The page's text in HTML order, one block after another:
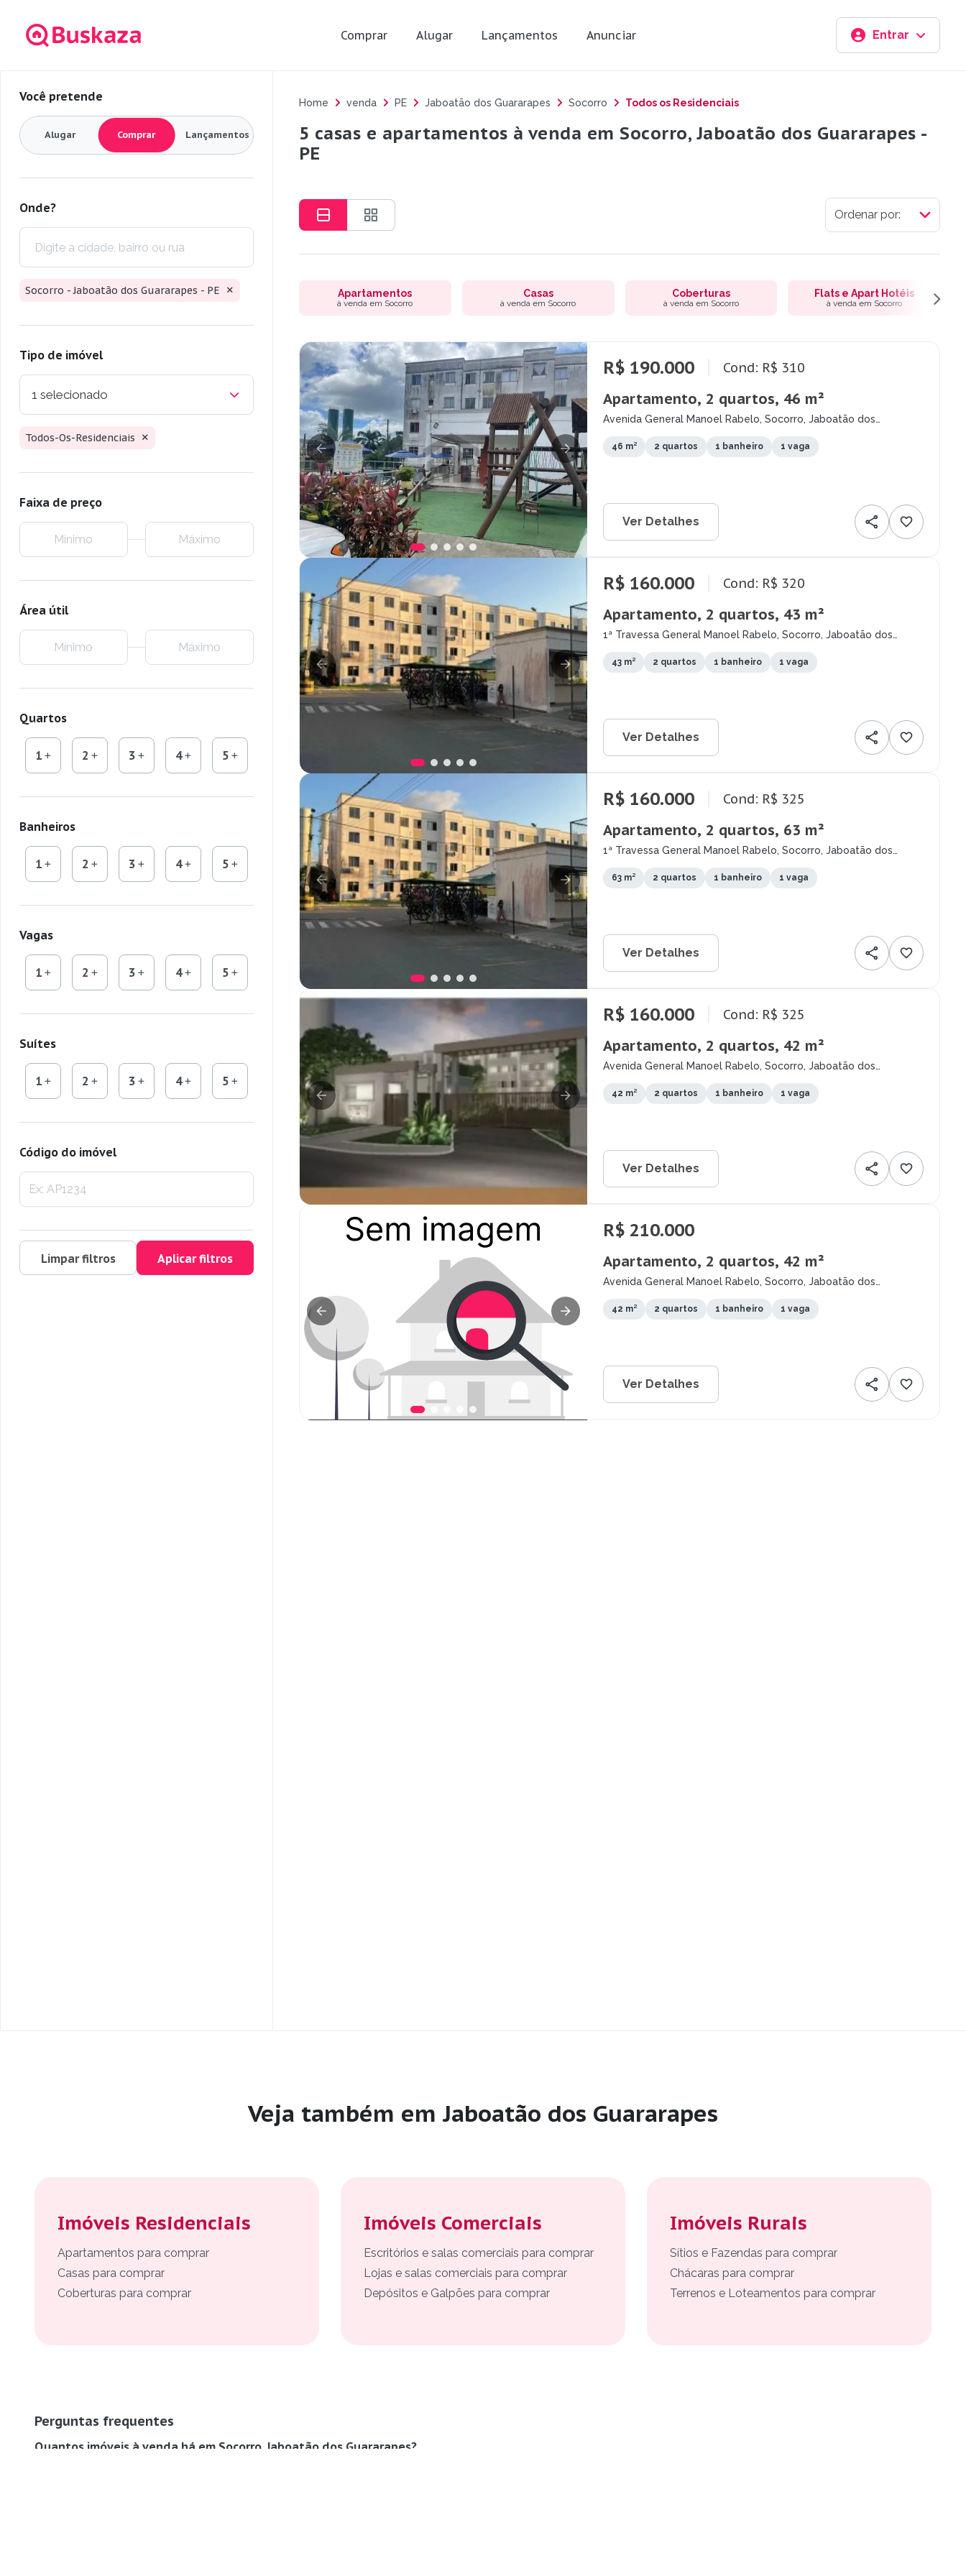
Comprar Alugar Lançamentos Anunciar Entrar
Você pretende
Alugar Comprar Lançamentos
Onde?
Socorro - Jaboatão dos Guararapes - PE
Tipo de imóvel
1 selecionado
Todos-Os-Residenciais
Faixa de preço
Área útil
Quartos
1 2 3 4 5
Banheiros
1 2 3 4 5
Vagas
1 2 3 4 5
Suítes
1 2 3 4 5
Código do imóvel
Limpar filtros Aplicar filtros
Home venda PE Jaboatão dos Guararapes Socorro Todos os Residenciais
5 casas e apartamentos à venda em Socorro, Jaboatão dos Guararapes -
PE
Apartamentos
à venda em Socorro
Casas
à venda em Socorro
Coberturas
à venda em Socorro
Flats e Apart Hotéis
à venda em Socorro
R$ 190.000 Cond: R$ 310
Apartamento, 2 quartos, 46 m²
Avenida General Manoel Rabelo, Socorro, Jaboatão dos
46 m² 2 quartos 1 banheiro 1 vaga
Ver Detalhes
R$ 160.000 Cond: R$ 320
Apartamento, 2 quartos, 43 m²
1ª Travessa General Manoel Rabelo, Socorro, Jaboatão dos
43 m² 2 quartos 1 banheiro 1 vaga
Ver Detalhes
R$ 160.000 Cond: R$ 325
Apartamento, 2 quartos, 63 m²
1ª Travessa General Manoel Rabelo, Socorro, Jaboatão dos
63 m² 2 quartos 1 banheiro 1 vaga
Ver Detalhes
R$ 160.000 Cond: R$ 325
Apartamento, 2 quartos, 42 m²
Avenida General Manoel Rabelo, Socorro, Jaboatão dos
42 m² 2 quartos 1 banheiro 1 vaga
Ver Detalhes
R$ 210.000
Apartamento, 2 quartos, 42 m²
Avenida General Manoel Rabelo, Socorro, Jaboatão dos
42 m² 2 quartos 1 banheiro 1 vaga
Ver Detalhes
Veja também em Jaboatão dos Guararapes
Imóveis Residenciais
Apartamentos para comprar
Casas para comprar
Coberturas para comprar
Imóveis Comerciais
Escritórios e salas comerciais para comprar
Lojas e salas comerciais para comprar
Depósitos e Galpões para comprar
Imóveis Rurais
Sítios e Fazendas para comprar
Chácaras para comprar
Terrenos e Loteamentos para comprar
Perguntas frequentes
Quantos imóveis à venda há em Socorro, Jaboatão dos Guararapes?